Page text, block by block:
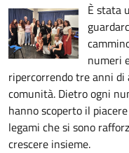
È stata
numeri
ripercorrendo tre anni
comunità. Dietro ogni
hanno scoperto il
legami che si sono
crescere insieme.